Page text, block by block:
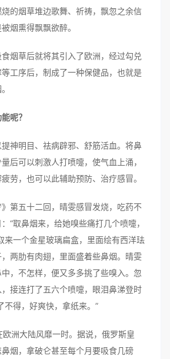
的烟草堆边歌舞、祈祷，飘忽之余信
烟熏得飘飘欲醉。
草后就将其引入了欧洲，经过勾兑
工序后，制成了一种保健品，也就是
呢？
明目、祛病辟邪、舒筋活血。将鼻
后可以刺激人打喷嚏，使气血上涌，
劳，也可以此辅助预防、治疗感冒。
五十二回，晴雯感冒发烧，吃药不
“取鼻烟来，给她嗅些痛打几个喷嚏，
来一个金星玻璃扁盒，里面绘有西洋珐
两肋有肉翅，里面盛着些鼻烟。晴雯
，不怎样，便又多多挑了些嗅入。忽
接连打了五六个喷嚏，眼泪鼻涕登时
不得，好爽快，拿纸来。”
洲大陆风靡一时。据说，俄罗斯皇
烟，拿破仑甚至每个月要吸食几磅